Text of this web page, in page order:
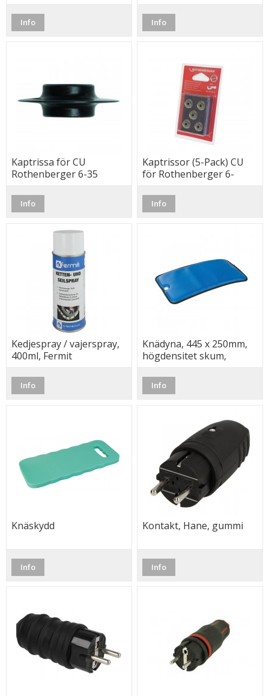
Info Info
Kaptrissa för CU
Rothenberger 6-35
Info
Kaptrissor (5-Pack) CU
för Rothenberger 6-
Info
Kedjespray / vajerspray,
400ml, Fermit
Info
Knädyna, 445 x 250mm,
högdensitet skum,
Info
Knäskydd
Info
Kontakt, Hane, gummi
Info